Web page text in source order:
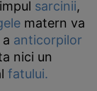
sarcinii,
matern va
anticorpilor
nici un
fatului.